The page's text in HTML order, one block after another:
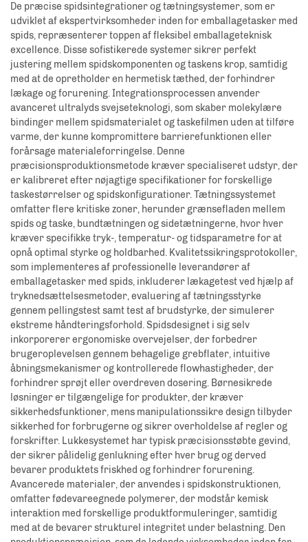
De præcise spidsintegrationer og tætningsystemer, som er
udviklet af ekspertvirksomheder inden for emballagetasker med
spids, repræsenterer toppen af fleksibel emballageteknisk
excellence. Disse sofistikerede systemer sikrer perfekt
justering mellem spidskomponenten og taskens krop, samtidig
med at de opretholder en hermetisk tæthed, der forhindrer
lækage og forurening. Integrationsprocessen anvender
avanceret ultralyds svejseteknologi, som skaber molekylære
bindinger mellem spidsmaterialet og taskefilmen uden at tilføre
varme, der kunne kompromittere barrierefunktionen eller
forårsage materialeforringelse. Denne
præcisionsproduktionsmetode kræver specialiseret udstyr, der
er kalibreret efter nøjagtige specifikationer for forskellige
taskestørrelser og spidskonfigurationer. Tætningssystemet
omfatter flere kritiske zoner, herunder grænsefladen mellem
spids og taske, bundtætningen og sidetætningerne, hvor hver
kræver specifikke tryk-, temperatur- og tidsparametre for at
opnå optimal styrke og holdbarhed. Kvalitetssikringsprotokoller,
som implementeres af professionelle leverandører af
emballagetasker med spids, inkluderer lækagetest ved hjælp af
tryknedsættelsesmetoder, evaluering af tætningsstyrke
gennem pellingstest samt test af brudstyrke, der simulerer
ekstreme håndteringsforhold. Spidsdesignet i sig selv
inkorporerer ergonomiske overvejelser, der forbedrer
brugeroplevelsen gennem behagelige grebflater, intuitive
åbningsmekanismer og kontrollerede flowhastigheder, der
forhindrer sprøjt eller overdreven dosering. Børnesikrede
løsninger er tilgængelige for produkter, der kræver
sikkerhedsfunktioner, mens manipulationssikre design tilbyder
sikkerhed for forbrugerne og sikrer overholdelse af regler og
forskrifter. Lukkesystemet har typisk præcisionsstøbte gevind,
der sikrer pålidelig genlukning efter hver brug og derved
bevarer produktets friskhed og forhindrer forurening.
Avancerede materialer, der anvendes i spidskonstruktionen,
omfatter fødevareegnede polymerer, der modstår kemisk
interaktion med forskellige produktformuleringer, samtidig
med at de bevarer strukturel integritet under belastning. Den